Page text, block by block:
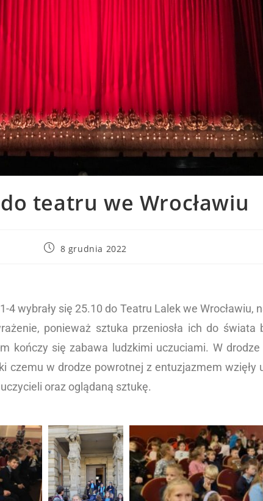
teatru we Wrocławiu
8 grudnia 2022
wybrały się 25.10 do Teatru Lalek we Wrocławiu,
ponieważ sztuka przeniosła ich do świata
kończy się zabawa ludzkimi uczuciami. W
w drodze powrotnej z entuzjazmem wzięły
oraz oglądaną sztukę.